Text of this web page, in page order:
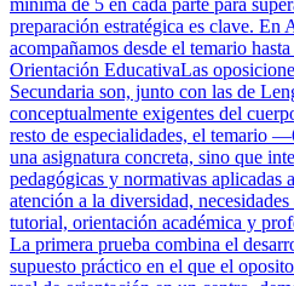
mínima de 5 en cada parte para
preparación estratégica es clave. En
acompañamos desde el temario
Orientación EducativaLas
Secundaria son, junto con las de
conceptualmente exigentes del
resto de especialidades, el temario
una asignatura concreta, sino que
pedagógicas y normativas aplicadas
atención a la diversidad,
tutorial, orientación académica y
La primera prueba combina el
supuesto práctico en el que el